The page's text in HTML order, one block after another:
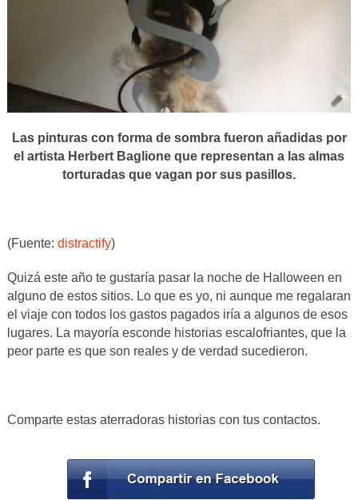
Las pinturas con forma de sombra fueron añadidas por
el artista Herbert Baglione que representan a las almas
torturadas que vagan por sus pasillos.
(Fuente: distractify)
Quizá este año te gustaría pasar la noche de Halloween en
alguno de estos sitios. Lo que es yo, ni aunque me regalaran
el viaje con todos los gastos pagados iría a algunos de esos
lugares. La mayoría esconde historias escalofriantes, que la
peor parte es que son reales y de verdad sucedieron.
Comparte estas aterradoras historias con tus contactos.